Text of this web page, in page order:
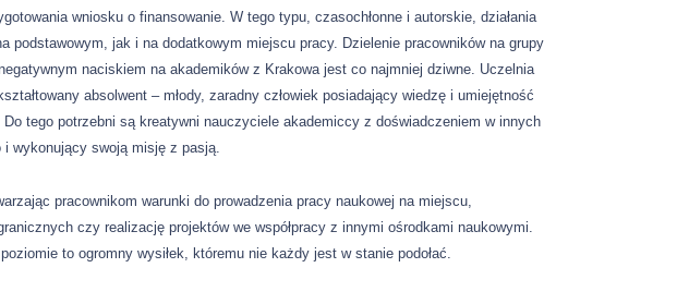
wniosku o finansowanie. W tego typu, czasochłonne i autorskie, działania
podstawowym, jak i na dodatkowym miejscu pracy. Dzielenie pracowników na grupy
naciskiem na akademików z Krakowa jest co najmniej dziwne. Uczelnia
absolwent – młody, zaradny człowiek posiadający wiedzę i umiejętność
tego potrzebni są kreatywni nauczyciele akademiccy z doświadczeniem w innych
wykonujący swoją misję z pasją.
pracownikom warunki do prowadzenia pracy naukowej na miejscu,
czy realizację projektów we współpracy z innymi ośrodkami naukowymi.
to ogromny wysiłek, któremu nie każdy jest w stanie podołać.